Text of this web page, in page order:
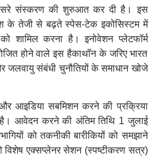
संस्करण की शुरुआत कर दी है। इस
के तेजी से बढ़ते स्पेस-टेक इकोसिस्टम में
शामिल करना है। इनोवेशन प्लेटफॉर्म
होने वाले इस हैकाथॉन के जरिए भारत
संबंधी चुनौतियों के समाधान खोजे
आइडिया सबमिशन करने की प्रक्रिया
आवेदन करने की अंतिम तिथि 1 जुलाई
को तकनीकी बारीकियों को समझाने
एक्सप्लेनर सेशन (स्पष्टीकरण सत्र)